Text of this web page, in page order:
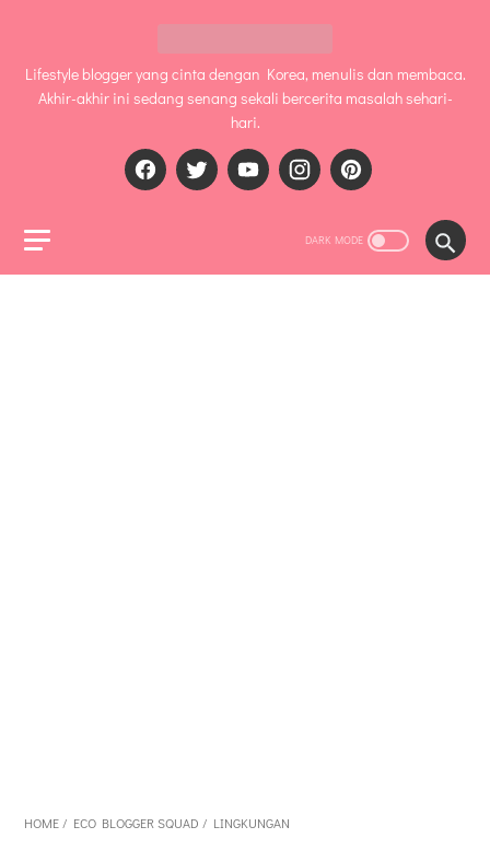
Lifestyle blogger yang cinta dengan Korea, menulis dan membaca.
Akhir-akhir ini sedang senang sekali bercerita masalah sehari-
hari.
HOME / ECO BLOGGER SQUAD / LINGKUNGAN